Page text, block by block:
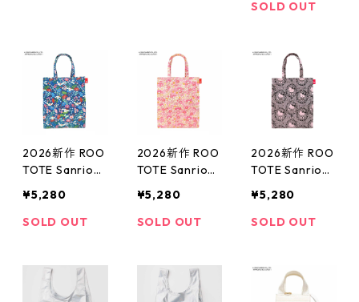
ズB トートバッ
グ サブバッグ
ランチバッグ
シナモンロール
ズB トートバッ
グ サブバッグ
ランチバッグ
マイメロディ
8472 IP.スクエ
ズB トートバッ
グ サブバッグ
ランチバッグ
ハローキティ
SOLD OUT
2026新作 ROO
TOTE Sanrio
ンリオ A-quatr
e 8471 IP.アー
クターズB トー
トバッグ サブ
¥5,280
SOLD OUT
2026新作 ROO
TOTE Sanrio
ンリオ A-quatr
e 8471 IP.アー
クターズB トー
トバッグ サブ
¥5,280
SOLD OUT
2026新作 ROO
TOTE Sanrio
ンリオ A-quatr
e 8471 IP.アー
クターズB トー
トバッグ サブ
¥5,280
SOLD OUT